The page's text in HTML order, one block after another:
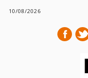
10/08/2026